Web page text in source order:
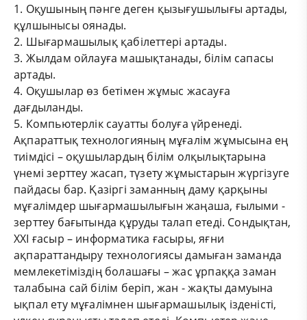
1. Оқушының пәнге деген қызығушылығы артады,
құлшынысы оянады.
2. Шығармашылық қабілеттері артады.
3. Жылдам ойлауға машықтанады, білім сапасы
артады.
4. Оқушылар өз бетімен жұмыс жасауға
дағдыланды.
5. Компьютерлік сауатты болуға үйренеді.
Ақпараттық технологияның мұғалім жұмысына ең
тиімдісі – оқушылардың білім олқылықтарына
үнемі зерттеу жасап, түзету жұмыстарын жүргізуге
пайдасы бар. Қазіргі заманның даму қарқыны
мұғалімдер шығармашылығын жаңаша, ғылыми -
зерттеу бағытында құруды талап етеді. Сондықтан,
ХХІ ғасыр – информатика ғасыры, яғни
ақпараттандыру технологиясы дамыған заманда
мемлекетіміздің болашағы – жас ұрпаққа заман
талабына сай білім беріп, жан - жақты дамуына
ықпал ету мұғалімнен шығармашылық ізденісті,